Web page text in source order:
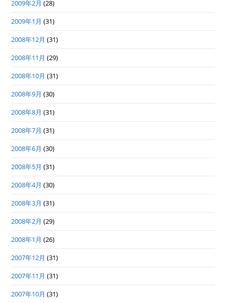
2009年2月 (28)
2009年1月 (31)
2008年12月 (31)
2008年11月 (29)
2008年10月 (31)
2008年9月 (30)
2008年8月 (31)
2008年7月 (31)
2008年6月 (30)
2008年5月 (31)
2008年4月 (30)
2008年3月 (31)
2008年2月 (29)
2008年1月 (26)
2007年12月 (31)
2007年11月 (31)
2007年10月 (31)